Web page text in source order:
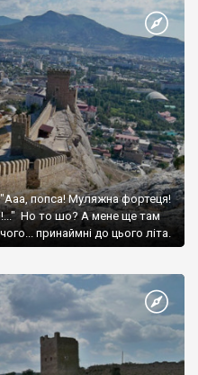
попса! Муляжна фортеця!
Но то шо? А мене ще там
принаймні до цього літа.